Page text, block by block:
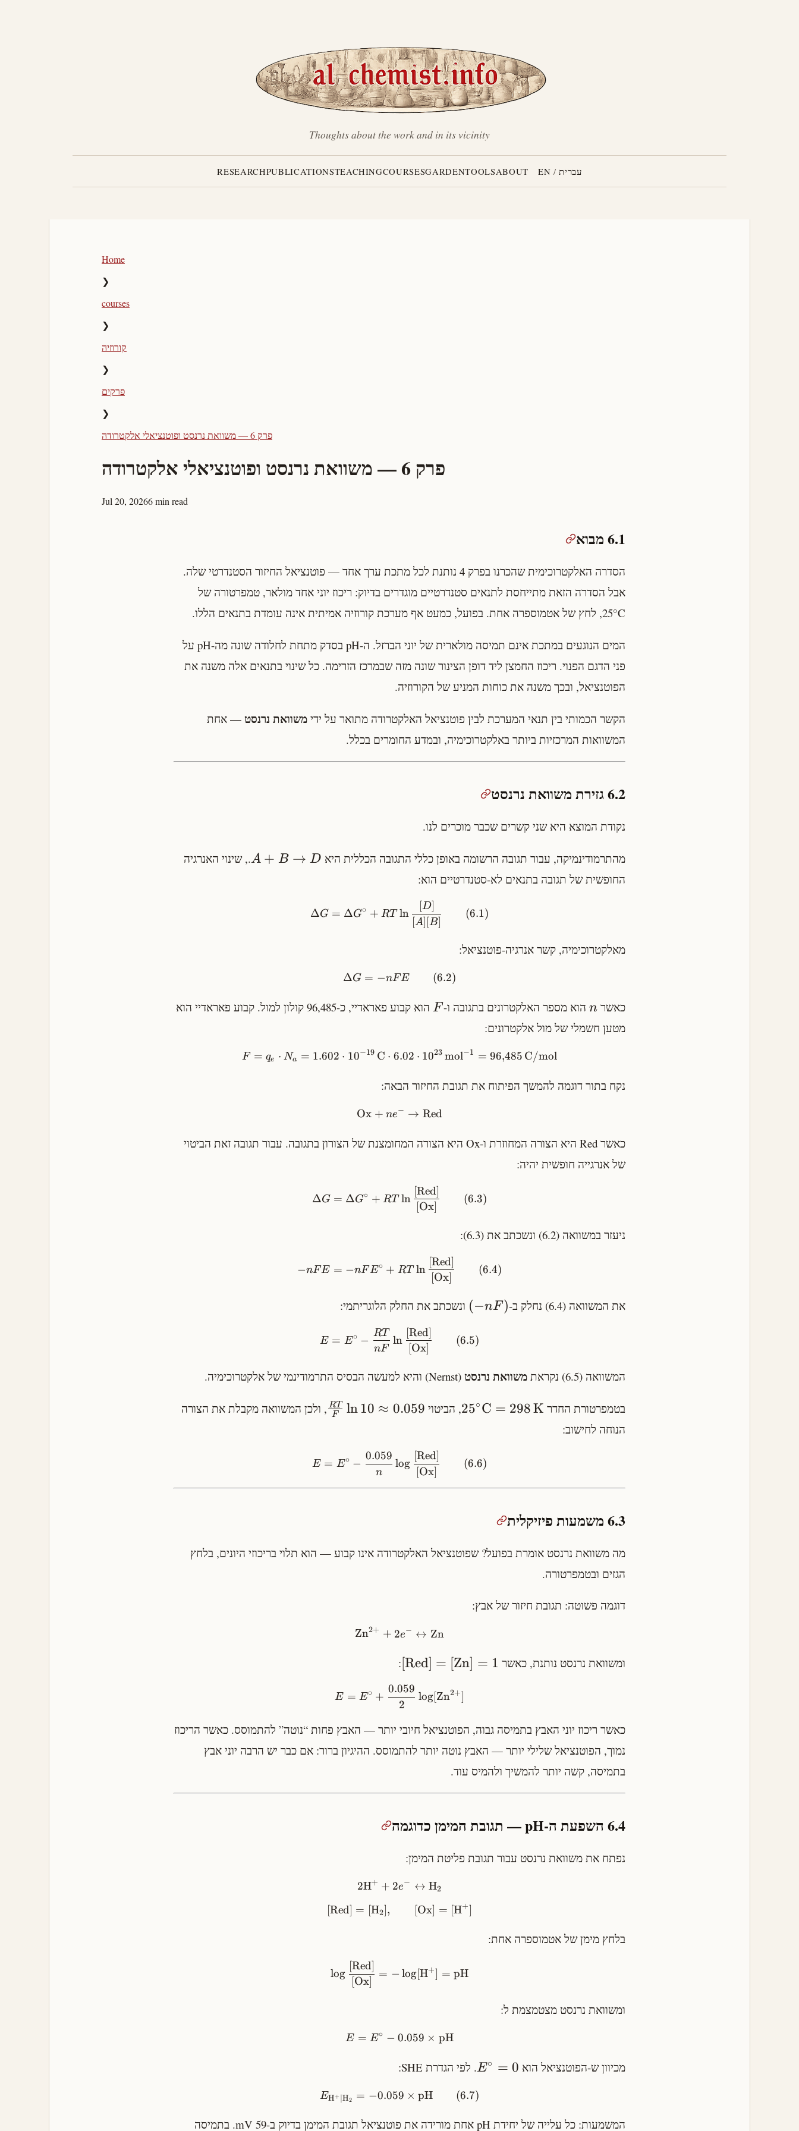
Thoughts about the work and in its vicinity
RESEARCHPUBLICATIONSTEACHINGCOURSESGARDENTOOLSABOUT EN /עברית
Home
❯
courses
❯
קורוזיה
❯
פרקים
❯
פרק 6 — משוואת נרנסט ופוטנציאלי אלקטרודה
פרק 6 — משוואת נרנסט ופוטנציאלי אלקטרודה
Jul 20, 20266 min read
6.1 מבוא
הסדרה האלקטרוכימית שהכרנו בפרק 4 נותנת לכל מתכת ערך אחד — פוטנציאל החיזור הסטנדרטי שלה.
אבל הסדרה הזאת מתייחסת לתנאים סטנדרטיים מוגדרים בדיוק: ריכוז יוני אחד מולאר, טמפרטורה של
25°C, לחץ של אטמוספרה אחת. בפועל, כמעט אף מערכת קורוזיה אמיתית אינה עומדת בתנאים הללו.
המים הנוגעים במתכת אינם תמיסה מולארית של יוני הברזל. ה-pH בסדק מתחת לחלודה שונה מה-pH על
פני הדגם הפנוי. ריכוז החמצן ליד דופן הצינור שונה מזה שבמרכז הזרימה. כל שינוי בתנאים אלה משנה את
הפוטנציאל, ובכך משנה את כוחות המניע של הקורוזיה.
הקשר הכמותי בין תנאי המערכת לבין פוטנציאל האלקטרודה מתואר על ידימשוואת נרנסט — אחת
המשוואות המרכזיות ביותר באלקטרוכימיה, ובמדע החומרים בכלל.
6.2 גזירת משוואת נרנסט
נקודת המוצא היא שני קשרים שכבר מוכרים לנו.
מהתרמודינמיקה, עבור תגובה הרשומה באופן כללי התגובה הכללית היא A + B → D
., שינוי האנרגיה
החופשית של תגובה בתנאים לא-סטנדרטיים הוא:
ΔG = ΔG∘ + RT ln
[A] [B]
[D]
(6.1)
מאלקטרוכימיה, קשר אנרגיה-פוטנציאל:
ΔG = −nFE (6.2)
כאשרn הוא מספר האלקטרונים בתגובה ו- F
הוא קבוע פאראדיי, כ-96,485 קולון למול. קבוע פאראדיי הוא
מטען חשמלי של מול אלקטרונים:
F = qe ⋅ Na = 1.602 ⋅ 10−19 C ⋅ 6.02 ⋅ 1023 mol−1 = 96,485 C/mol
נקח בתור דוגמה להמשך הפיתוח את תגובת החיזור הבאה:
Ox + ne− → Red
כאשר Red היא הצורה המחוזרת ו-Ox היא הצורה המחומצנת של הצורון בתגובה. עבור תגובה זאת הביטוי
של אנרגייה חופשית יהיה:
ΔG = ΔG∘ + RT ln
[Ox]
[Red]
(6.3)
ניעזר במשוואה (6.2) ונשכתב את (6.3):
−nFE = −nFE∘ + RT ln
[Ox]
[Red]
(6.4)
את המשוואה (6.4) נחלק ב- (−nF ) ונשכתב את החלק הלוגריתמי:
E = E∘ −
nF
RT
ln
[Ox]
[Red]
(6.5)
המשוואה (6.5) נקראת משוואת נרנסט (Nernst) והיא למעשה הבסיס התרמודינמי של אלקטרוכימיה.
בטמפרטורת החדר 25∘ C = 298K , הביטוי F
RT ln 10 ≈ 0.059
, ולכן המשוואה מקבלת את הצורה
הנוחה לחישוב:
E = E∘ −
n
0.059
log
[Ox]
[Red]
(6.6)
6.3 משמעות פיזיקלית
מה משוואת נרנסט אומרת בפועל? שפוטנציאל האלקטרודה אינו קבוע — הוא תלוי בריכוזי היונים, בלחץ
הגזים ובטמפרטורה.
דוגמה פשוטה: תגובת חיזור של אבץ:
Zn2+ + 2e− ↔ Zn
ומשוואת נרנסט נותנת, כאשר [Red] = [Zn] = 1
:
E = E∘ +
2
0.059
log[Zn2+]
כאשר ריכוז יוני האבץ בתמיסה גבוה, הפוטנציאל חיובי יותר — האבץ פחות “נוטה” להתמוסס. כאשר הריכוז
נמוך, הפוטנציאל שלילי יותר — האבץ נוטה יותר להתמוסס. ההיגיון ברור: אם כבר יש הרבה יוני אבץ
בתמיסה, קשה יותר להמשיך ולהמיס עוד.
6.4 השפעת ה-pH — תגובת המימן כדוגמה
נפתח את משוואת נרנסט עבור תגובת פליטת המימן:
2H+ + 2e− ↔ H2
[Red] = [H2], [Ox] = [H+]
בלחץ מימן של אטמוספרה אחת:
log
[Ox]
[Red]
= − log[H+] = pH
ומשוואת נרנסט מצטמצמת ל:
E = E∘ − 0.059 × pH
מכיוון ש-הפוטנציאל הוא E∘ = 0 . לפי הגדרת SHE:
EH+ H2 = −0.059 × pH (6.7)
המשמעות: כל עלייה של יחידת pH אחת מורידה את פוטנציאל תגובת המימן בדיוק ב-59 mV. בתמיסה